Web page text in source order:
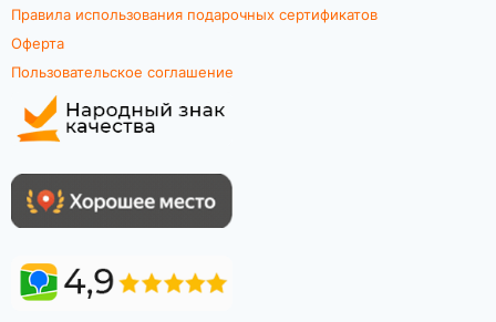
Правила использования подарочных сертификатов
Оферта
Пользовательское соглашение